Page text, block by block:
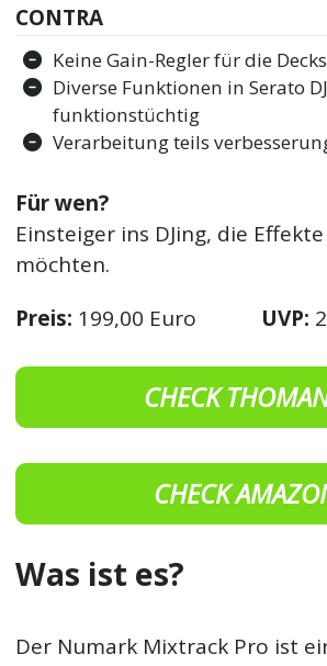
CONTRA
Keine Gain-Regler für die Decks
Diverse Funktionen in Serato
funktionstüchtig
Verarbeitung teils
Für wen?
Einsteiger ins DJing, die
möchten.
Preis: 199,00 Euro UVP:
CHECK
CHECK
Was ist es?
Der Numark Mixtrack Pro ist